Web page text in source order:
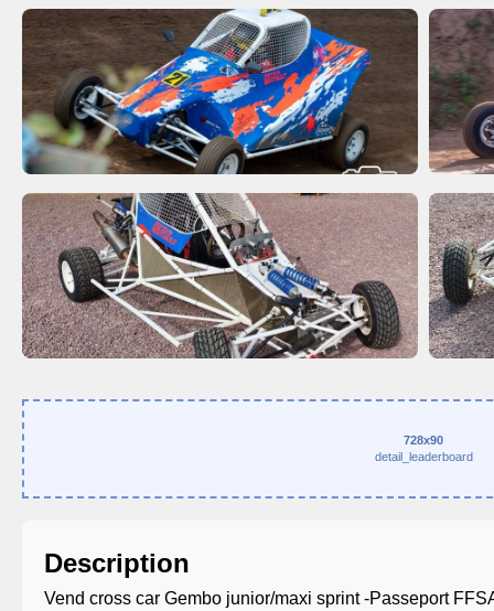
728x90
detail_leaderboard
Description
Vend cross car Gembo junior/maxi sprint -Passeport